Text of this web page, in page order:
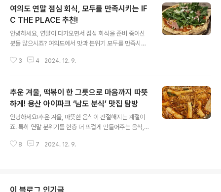
여의도 연말 점심 회식, 모두를 만족시키는 IF
C THE PLACE 추천!
안녕하세요, 연말이 다가오면서 점심 회식을 준비 중이신
분들 많으시죠? 여의도에서 맛과 분위기 모두를 만족시킬
LACE라는 곳인데요, 적당한 가격과 높은 퀄리티로 다양
인 THE PLACE는 파스타, 리조또, 라자냐, 피자 등 인기
메뉴가 다양해 회식 자리에서 메뉴 선택에 어려움이 없습
니다. 특히 크림 소스 베이스의 파스타나 트러플이 들어간
요리들이 맛있기로 유명합니다.인기 메뉴와 가격:뽈리뽀
알리오 올리오 : 24,000원감베리 크레마 비스크 : 28,00
0원허니콤 모르타델라 토토 피자 : 26,000원트러플 포르
3 4 2024. 12. 9.
추운 겨울, 떡볶이 한 그릇으로 마음까지 따뜻
하게! 용산 아이파크 ‘남도 분식’ 맛집 탐방
안녕하세요!추운 겨울, 따뜻한 음식이 간절해지는 계절이
죠. 특히 연말 분위기를 한층 더 뜨겁게 만들어주는 음식,
만날 수 있는 떡볶이 맛집 **‘남도 분식’**을 소개해 드릴
다.매운맛 조절 가능: 매운맛이 부담스러운 분부터 매운 음
8 7 2024. 12. 9.